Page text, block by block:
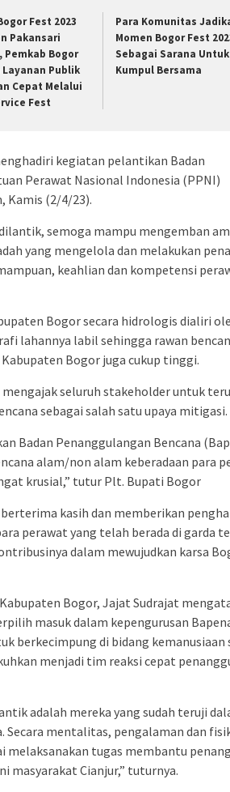
Fest 2023
Pakansari
Pemkab Bogor
Publik
Cepat Melalui
Fest
Para Komunitas
Momen Bogor Fest
Sebagai Sarana Untuk
Kumpul Bersama
kegiatan pelantikan Badan
Perawat Nasional Indonesia (PPNI)
Kamis (2/4/23).
semoga mampu mengemban
yang mengelola dan melakukan
keahlian dan kompetensi
Bogor secara hidrologis dialiri
lahannya labil sehingga rawan
Bogor juga cukup tinggi.
seluruh stakeholder untuk
sebagai salah satu upaya mitigasi.
Badan Penanggulangan Bencana
alam/non alam keberadaan para
krusial,” tutur Plt. Bupati Bogor
kasih dan memberikan
perawat yang telah berada di garda
dalam mewujudkan karsa
Bogor, Jajat Sudrajat
masuk dalam kepengurusan
berkecimpung di bidang kemanusiaan
menjadi tim reaksi cepat
adalah mereka yang sudah teruji
Secara mentalitas, pengalaman dan
melaksanakan tugas membantu
masyarakat Cianjur,” tuturnya.